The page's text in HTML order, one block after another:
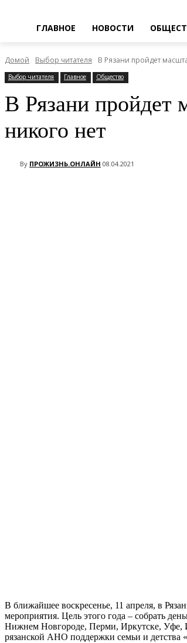
ГЛАВНОЕ НОВОСТИ
Домой Выбор читателя В Рязани пройдет
Выбор читателя Главное Общество
В Рязани пройдет
никого нет
By ПРОЖИЗНЬ.ОНЛАЙН 08.04.2021
В ближайшее воскресенье, 11 апреля, в
мероприятия. Цель этого года – собрать
Нижнем Новгороде, Перми, Иркутске, Уфе,
рязанской АНО поддержки семьи и